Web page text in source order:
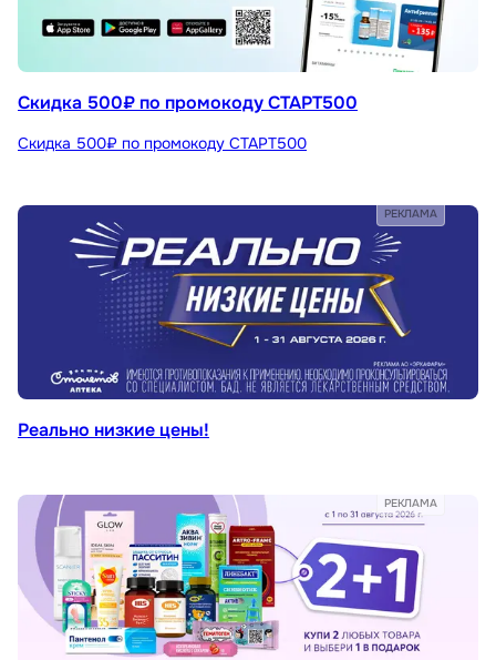
Скидка 500₽ по промокоду СТАРТ500
Скидка 500₽ по промокоду СТАРТ500
Реально низкие цены!
РЕКЛАМА
РЕКЛАМА